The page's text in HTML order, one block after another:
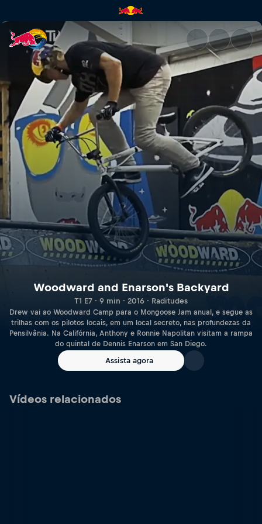
Woodward and Enarson's
Woodward and Enarson's Backyard
T1 E7 · 9 min · 2016 · Raditudes
Drew vai ao Woodward Camp para o Mongoose Jam anual, e segue as
trilhas com os pilotos locais, em um local secreto, nas profundezas da
Pensilvânia. Na Califórnia, Anthony e Ronnie Napolitan visitam a rampa
do quintal de Dennis Enarson em San Diego.
Assista agora
Vídeos relacionados